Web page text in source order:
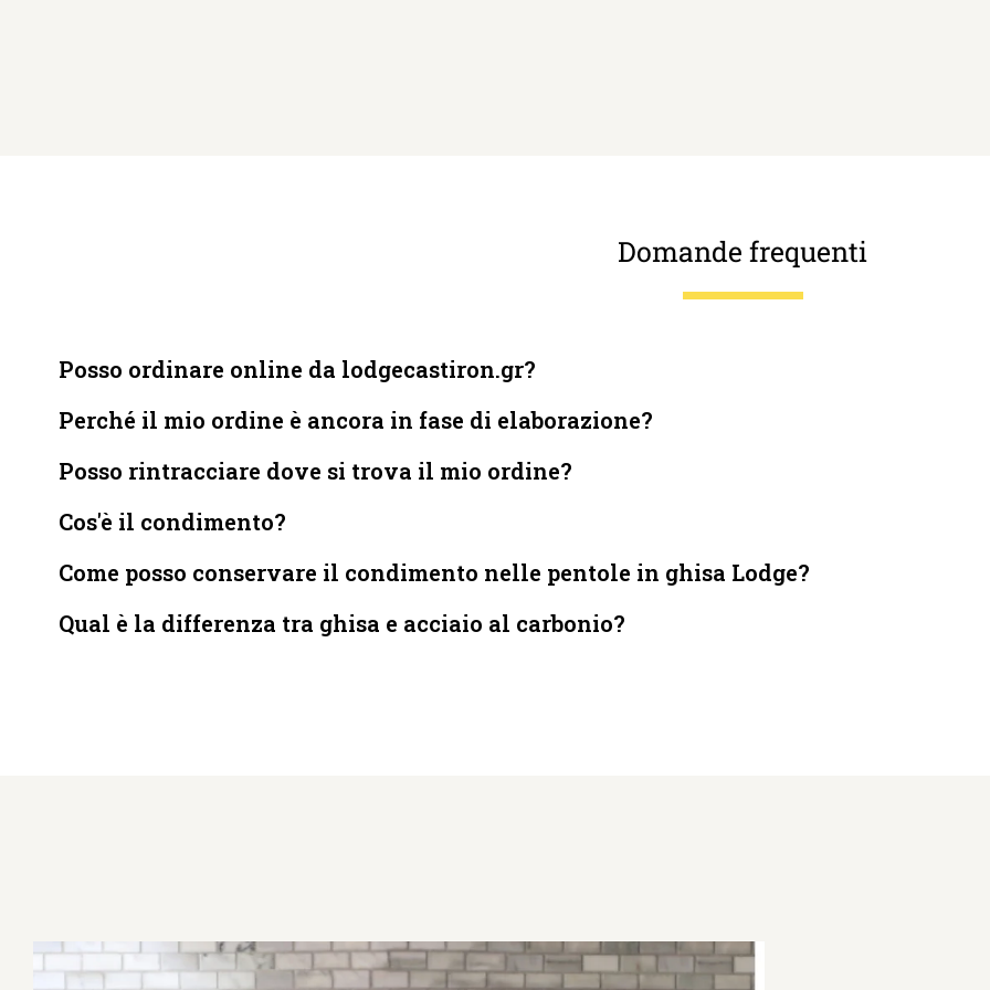
Domande frequenti
Posso ordinare online da lodgecastiron.gr?
Perché il mio ordine è ancora in fase di elaborazione?
Posso rintracciare dove si trova il mio ordine?
Cos'è il condimento?
Come posso conservare il condimento nelle pentole in ghisa Lodge?
Qual è la differenza tra ghisa e acciaio al carbonio?